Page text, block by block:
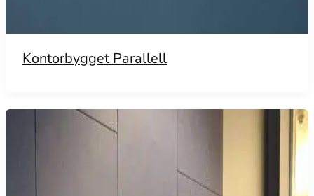
Kontorbygget Parallell